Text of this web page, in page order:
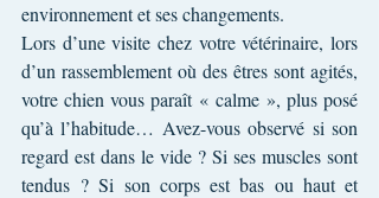
environnement et ses changements.
Lors d’une visite chez votre vétérinaire, lors
d’un rassemblement où des êtres sont agités,
votre chien vous paraît « calme », plus posé
qu’à l’habitude… Avez-vous observé si son
regard est dans le vide ? Si ses muscles sont
tendus ? Si son corps est bas ou haut et